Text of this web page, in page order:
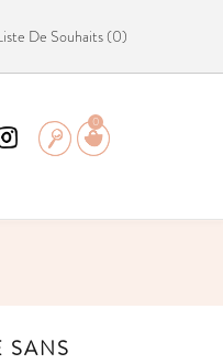
De Souhaits (0)
0
SANS